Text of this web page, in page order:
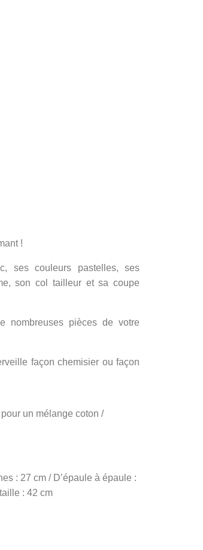
!
ses couleurs pastelles, ses
son col tailleur et sa coupe
nombreuses pièces de votre
façon chemisier ou façon
un mélange coton /
: 27 cm / D’épaule à épaule :
: 42 cm